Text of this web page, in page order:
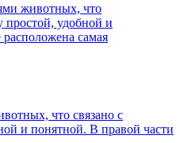
животных, что
простой, удобной и
самая
что связано с
и понятной. В правой части